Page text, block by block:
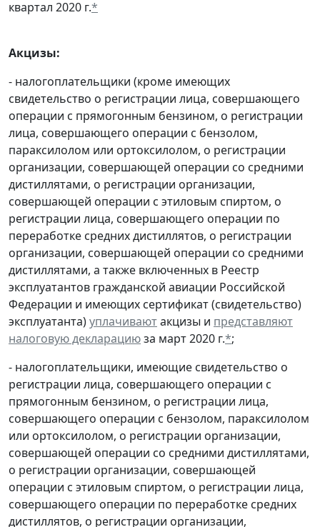
квартал 2020 г.*
Акцизы:
- налогоплательщики (кроме имеющих
свидетельство о регистрации лица, совершающего
операции с прямогонным бензином, о регистрации
лица, совершающего операции с бензолом,
параксилолом или ортоксилолом, о регистрации
организации, совершающей операции со средними
дистиллятами, о регистрации организации,
совершающей операции с этиловым спиртом, о
регистрации лица, совершающего операции по
переработке средних дистиллятов, о регистрации
организации, совершающей операции со средними
дистиллятами, а также включенных в Реестр
эксплуатантов гражданской авиации Российской
Федерации и имеющих сертификат (свидетельство)
эксплуатанта)уплачиваютакцизы и представляют
налоговую декларациюза март 2020 г.*;
- налогоплательщики, имеющие свидетельство о
регистрации лица, совершающего операции с
прямогонным бензином, о регистрации лица,
совершающего операции с бензолом, параксилолом
или ортоксилолом, о регистрации организации,
совершающей операции со средними дистиллятами,
о регистрации организации, совершающей
операции с этиловым спиртом, о регистрации лица,
совершающего операции по переработке средних
дистиллятов, о регистрации организации,